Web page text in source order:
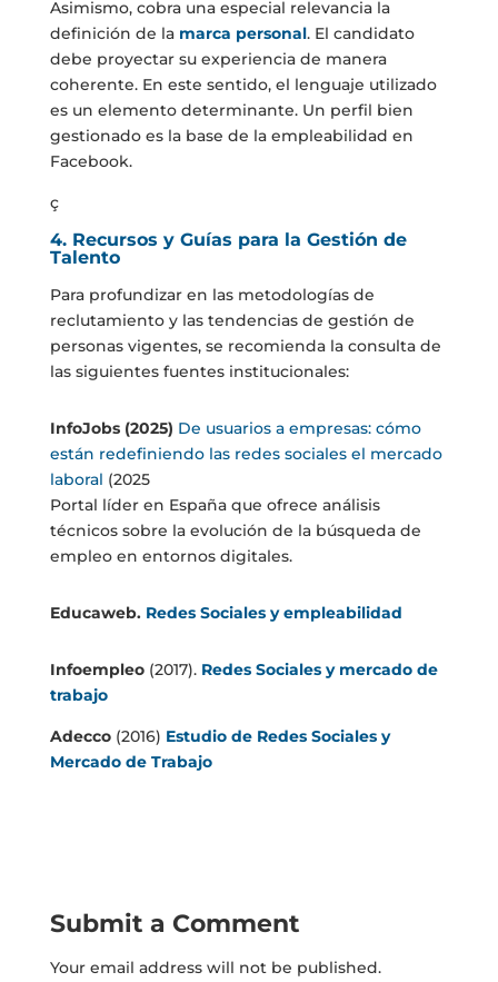
Asimismo, cobra una especial relevancia la
definición de la marca personal. El candidato
debe proyectar su experiencia de manera
coherente. En este sentido, el lenguaje utilizado
es un elemento determinante. Un perfil bien
gestionado es la base de la empleabilidad en
Facebook.
ç
4. Recursos y Guías para la Gestión de
Talento
Para profundizar en las metodologías de
reclutamiento y las tendencias de gestión de
personas vigentes, se recomienda la consulta de
las siguientes fuentes institucionales:
InfoJobs (2025) De usuarios a empresas: cómo
están redefiniendo las redes sociales el mercado
laboral (2025
Portal líder en España que ofrece análisis
técnicos sobre la evolución de la búsqueda de
empleo en entornos digitales.
Educaweb. Redes Sociales y empleabilidad
Infoempleo(2017). Redes Sociales y mercado de
trabajo
Adecco(2016) Estudio de Redes Sociales y
Mercado de Trabajo
Submit a Comment
Your email address will not be published.